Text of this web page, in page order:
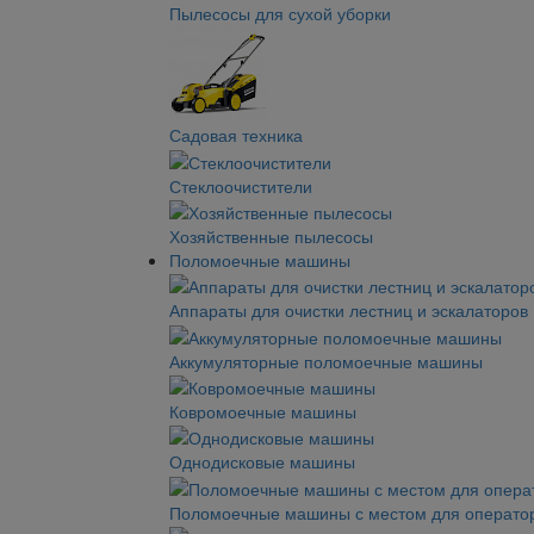
Пылесосы для сухой уборки
Садовая техника
Стеклоочистители
Хозяйственные пылесосы
Поломоечные машины
Аппараты для очистки лестниц и эскалаторов
Аккумуляторные поломоечные машины
Ковромоечные машины
Однодисковые машины
Поломоечные машины с местом для